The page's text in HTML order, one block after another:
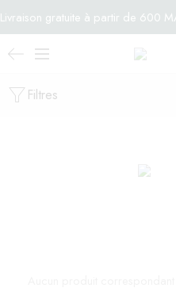
Livraison gratuite à partir de 600
Filtres